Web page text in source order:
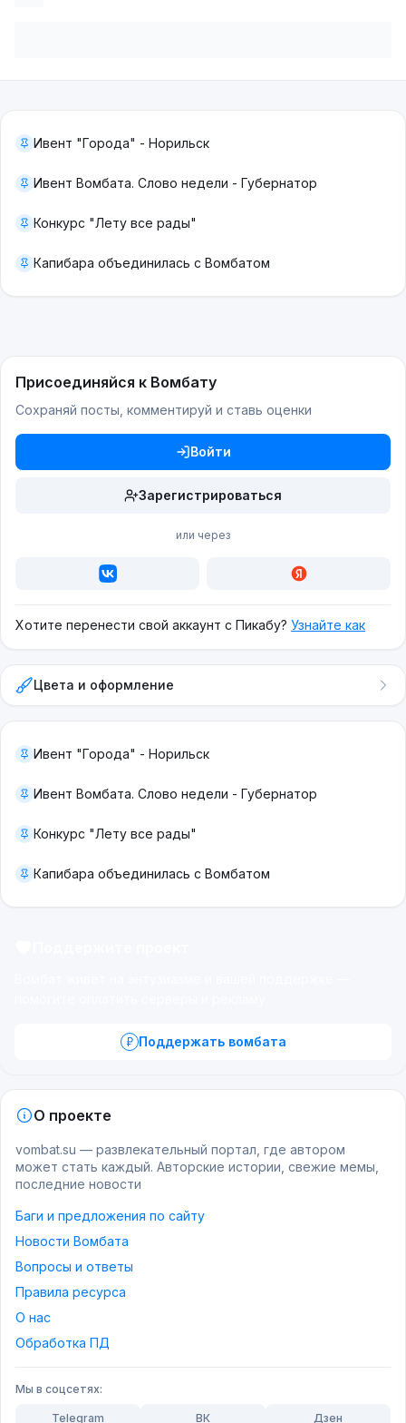
Ивент "Города" - Норильск
Ивент Вомбата. Слово недели - Губернатор
Конкурс "Лету все рады"
Капибара объединилась с Вомбатом
Присоединяйся к Вомбату
Сохраняй посты, комментируй и ставь оценки
Войти
Зарегистрироваться
или через
Хотите перенести свой аккаунт с Пикабу? Узнайте как
Цвета и оформление
Ивент "Города" - Норильск
Ивент Вомбата. Слово недели - Губернатор
Конкурс "Лету все рады"
Капибара объединилась с Вомбатом
Поддержать вомбата
О проекте
vombat.su — развлекательный портал, где автором
может стать каждый. Авторские истории, свежие мемы,
последние новости
Баги и предложения по сайту
Новости Вомбата
Вопросы и ответы
Правила ресурса
О нас
Обработка ПД
Мы в соцсетях:
Telegram ВК Дзен